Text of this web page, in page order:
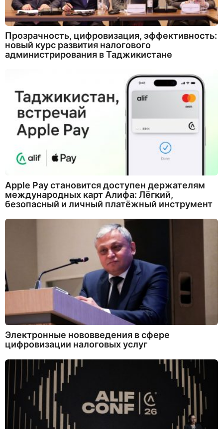
Прозрачность, цифровизация, эффективность:
новый курс развития налогового
администрирования в Таджикистане
Apple Pay становится доступен держателям
международных карт Алифа: Лёгкий,
безопасный и личный платёжный инструмент
Электронные нововведения в сфере
цифровизации налоговых услуг